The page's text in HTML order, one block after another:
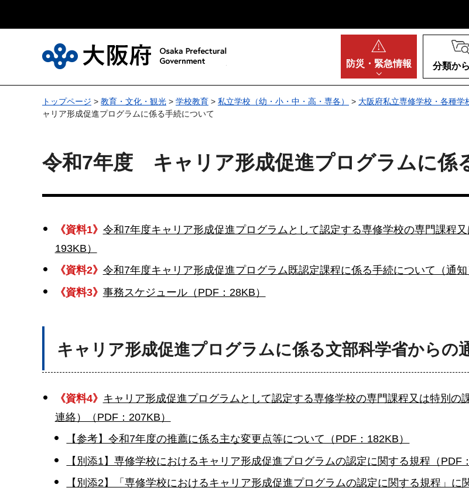
防災・ 緊急情報 分類か
トップページ > 教育・文化・観光 > 学校教育 > 私立学校（幼・小・中・高・専各） > 大阪府私立専修学校・各種学
ャリア形成促進プログラムに係る手続について
令和7年度 キャリア形成促進プログラムに係
《資料1》 令和7年度キャリア形成促進プログラムとして認定する専修学校の専門課程
193KB）
《資料2》 令和7年度キャリア形成促進プログラム既認定課程に係る手続について（通知
《資料3》 事務スケジュール（PDF：28KB）
キャリア形成促進プログラムに係る文部科学省からの
《資料4》 キャリア形成促進プログラムとして認定する専修学校の専門課程又は特別
連絡）（PDF：207KB）
【参考】令和7年度の推薦に係る主な変更点等について（PDF：182KB）
【別添1】専修学校におけるキャリア形成促進プログラムの認定に関する規程（PDF
【別添2】「専修学校におけるキャリア形成促進プログラムの認定に関する規程」に